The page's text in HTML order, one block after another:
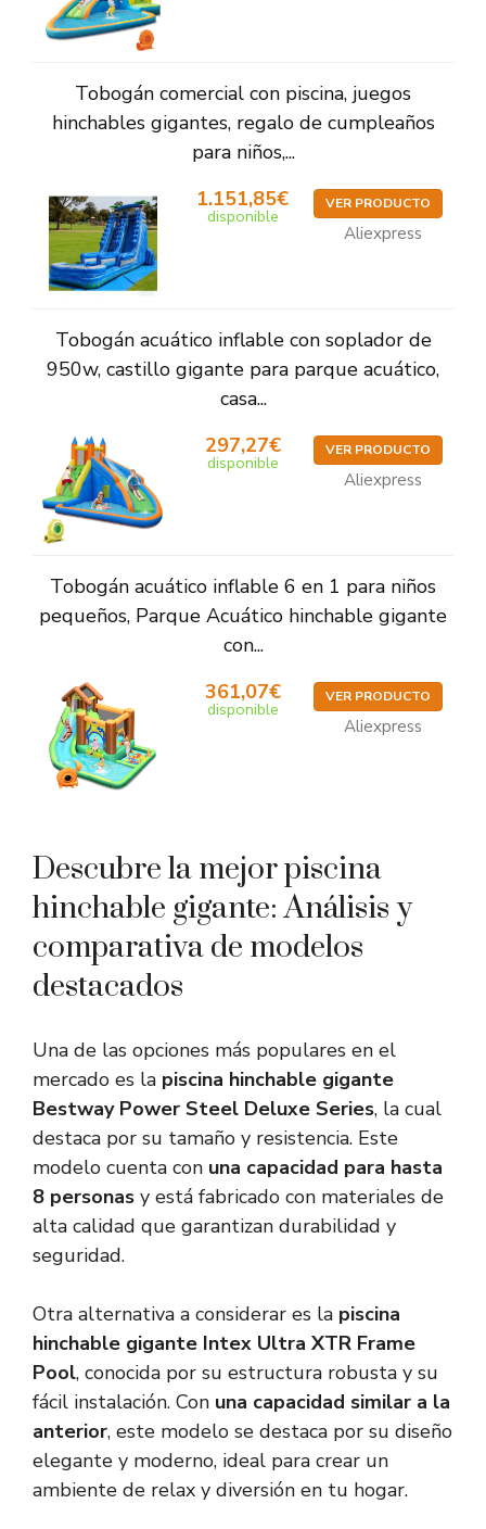
Tobogán comercial con piscina, juegos
hinchables gigantes, regalo de cumpleaños
para niños,...
1.151,85€
disponible
VER PRODUCTO
Aliexpress
Tobogán acuático inflable con soplador de
950w, castillo gigante para parque acuático,
casa...
297,27€
disponible
VER PRODUCTO
Aliexpress
Tobogán acuático inflable 6 en 1 para niños
pequeños, Parque Acuático hinchable gigante
con...
361,07€
disponible
VER PRODUCTO
Aliexpress
Descubre la mejor piscina
hinchable gigante: Análisis y
comparativa de modelos
destacados
Una de las opciones más populares en el
mercado es la piscina hinchable gigante
Bestway Power Steel Deluxe Series, la cual
destaca por su tamaño y resistencia. Este
modelo cuenta con una capacidad para hasta
8 personas y está fabricado con materiales de
alta calidad que garantizan durabilidad y
seguridad.
Otra alternativa a considerar es la piscina
hinchable gigante Intex Ultra XTR Frame
Pool, conocida por su estructura robusta y su
fácil instalación. Con una capacidad similar a la
anterior, este modelo se destaca por su diseño
elegante y moderno, ideal para crear un
ambiente de relax y diversión en tu hogar.